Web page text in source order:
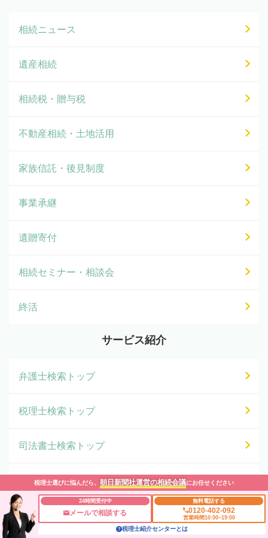
相続ニュース
遺産相続
相続税・贈与税
不動産相続・土地活用
家族信託・後見制度
事業承継
遺贈寄付
相続セミナー・相談会
終活
サービス紹介
弁護士検索トップ
税理士検索トップ
司法書士検索トップ
土地活用トップ
専門家一覧
税理士選びに悩んだら、 朝日新聞社運営の相続会議にお任せください
24時間受付中
メールで相談する
無料電話する
0120-402-092
営業時間10:00~19:00
税理士紹介センターとは